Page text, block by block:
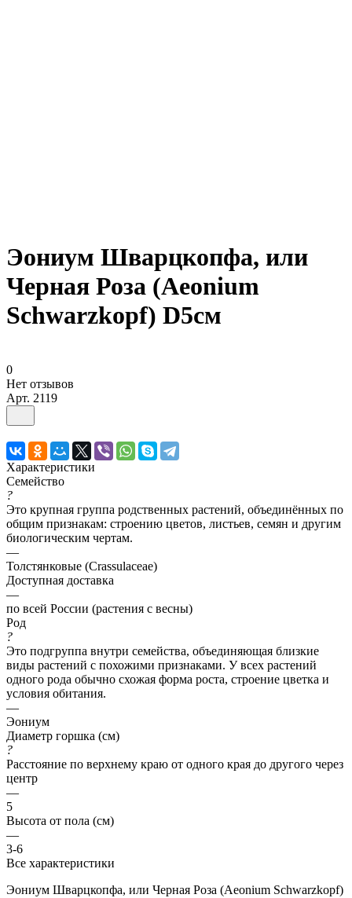
Эониум Шварцкопфа, или
Черная Роза (Aeonium
Schwarzkopf) D5см
0
Нет отзывов
Арт. 2119
Характеристики
Семейство
?
Это крупная группа родственных растений, объединённых по
общим признакам: строению цветов, листьев, семян и другим
биологическим чертам.
—
Толстянковые (Crassulaceae)
Доступная доставка
—
по всей России (растения с весны)
Род
?
Это подгруппа внутри семейства, объединяющая близкие
виды растений с похожими признаками. У всех растений
одного рода обычно схожая форма роста, строение цветка и
условия обитания.
—
Эониум
Диаметр горшка (см)
?
Расстояние по верхнему краю от одного края до другого через
центр
—
5
Высота от пола (см)
—
3-6
Все характеристики
Эониум Шварцкопфа, или Черная Роза (Aeonium Schwarzkopf)